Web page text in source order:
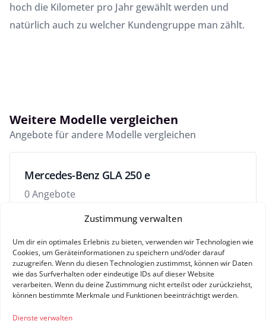
Zustimmung verwalten
Um dir ein optimales Erlebnis zu bieten, verwenden wir Technologien wie
Cookies, um Geräteinformationen zu speichern und/oder darauf
zuzugreifen. Wenn du diesen Technologien zustimmst, können wir Daten
wie das Surfverhalten oder eindeutige IDs auf dieser Website
verarbeiten. Wenn du deine Zustimmung nicht erteilst oder zurückziehst,
können bestimmte Merkmale und Funktionen beeinträchtigt werden.
Dienste verwalten
hoch die Kilometer pro Jahr gewählt werden und
natürlich auch zu welcher Kundengruppe man zählt.
Weitere Modelle vergleichen
Angebote für andere Modelle vergleichen
Mercedes-Benz GLA 250 e
0 Angebote
Mercedes-Benz GLA 45 AMG
0 Angebote